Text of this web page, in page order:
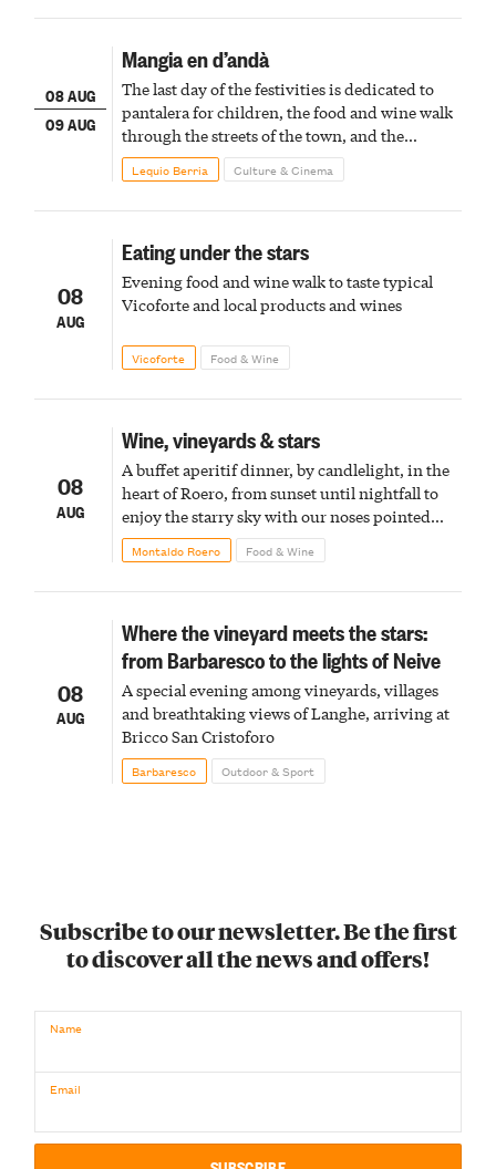
08 AUG
09 AUG
Mangia en d’andà
The last day of the festivities is dedicated to
pantalera for children, the food and wine walk
through the streets of the town, and the
fireworks finale
Lequio Berria Culture & Cinema
08
AUG
Eating under the stars
Evening food and wine walk to taste typical
Vicoforte and local products and wines
Vicoforte Food & Wine
08
AUG
Wine, vineyards & stars
A buffet aperitif dinner, by candlelight, in the
heart of Roero, from sunset until nightfall to
enjoy the starry sky with our noses pointed
upward
Montaldo Roero Food & Wine
08
AUG
Where the vineyard meets the stars:
from Barbaresco to the lights of Neive
A special evening among vineyards, villages
and breathtaking views of Langhe, arriving at
Bricco San Cristoforo
Barbaresco Outdoor & Sport
Subscribe to our newsletter. Be the first
to discover all the news and offers!
Name
Email